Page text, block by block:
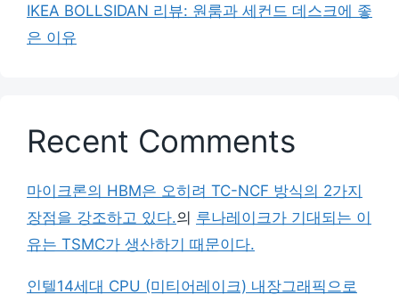
IKEA BOLLSIDAN 리뷰: 원룸과 세컨드 데스크에 좋
은 이유
Recent Comments
마이크론의 HBM은 오히려 TC-NCF 방식의 2가지
장점을 강조하고 있다.의 루나레이크가 기대되는 이
유는 TSMC가 생산하기 때문이다.
인텔14세대 CPU (미티어레이크) 내장그래픽으로